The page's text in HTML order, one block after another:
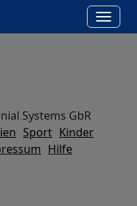
Systems GbR
Sport Kinder
Hilfe